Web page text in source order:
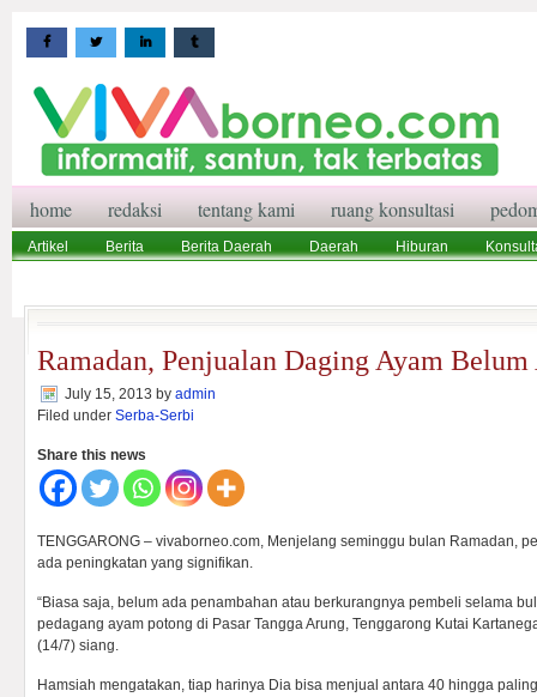
home redaksi tentang kami ruang konsultasi
Artikel Berita Berita Daerah Daerah Hiburan
Ramadan, Penjualan Daging Ayam
July 15, 2013 by admin
Filed under Serba-Serbi
Share this news
TENGGARONG – vivaborneo.com, Menjelang seminggu bulan Ramadan,
ada peningkatan yang signifikan.
“Biasa saja, belum ada penambahan atau berkurangnya pembeli selama
pedagang ayam potong di Pasar Tangga Arung, Tenggarong Kutai
(14/7) siang.
Hamsiah mengatakan, tiap harinya Dia bisa menjual antara 40 hingga